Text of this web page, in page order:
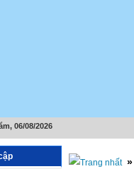
06/08/2026
»